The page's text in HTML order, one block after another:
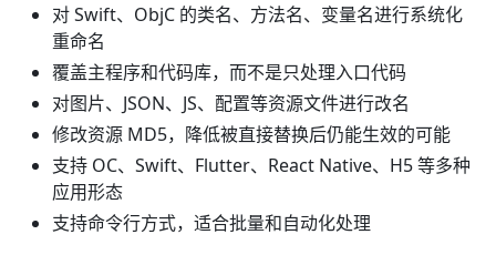
对 Swift、ObjC 的类名、方法名、变量名进行系统化
重命名
覆盖主程序和代码库，而不是只处理入口代码
对图片、JSON、JS、配置等资源文件进行改名
修改资源 MD5，降低被直接替换后仍能生效的可能
支持 OC、Swift、Flutter、React Native、H5 等多种
应用形态
支持命令行方式，适合批量和自动化处理